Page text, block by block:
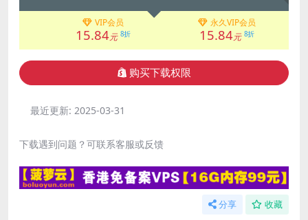
VIP会员
15.84元 8折
永久VIP会员
15.84元 8折
购买下载权限
最近更新: 2025-03-31
下载遇到问题？可联系客服或反馈
分享 收藏